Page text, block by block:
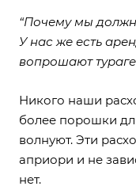
“Почему мы
У нас же есть
вопрошают
Никого наши
более порошки
волнуют. Эти
априори и не
нет.